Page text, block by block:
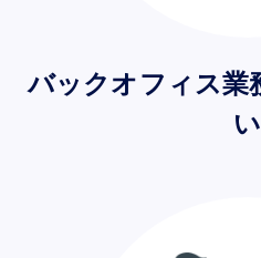
バックオフィス業
い